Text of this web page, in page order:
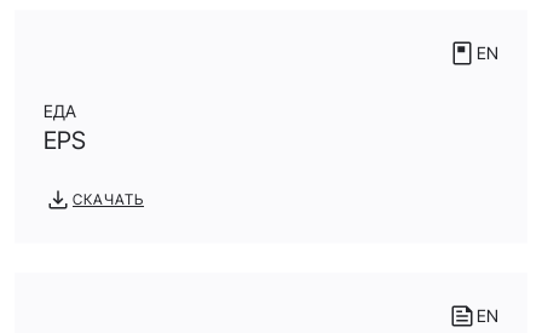
EN
ЕДА
EPS
СКАЧАТЬ
EN